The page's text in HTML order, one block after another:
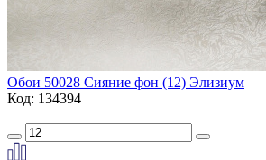
Обои 50028 Сияние фон (12) Элизиум
Код: 134394